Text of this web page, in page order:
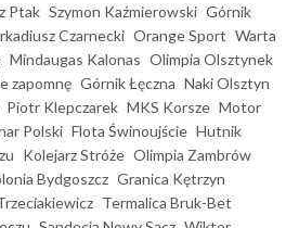
Ptak Szymon Kaźmierowski Górnik
Czarnecki Orange Sport Warta
Mindaugas Kalonas Olimpia Olsztynek
zapomnę Górnik Łęczna Naki Olsztyn
Piotr Klepczarek MKS Korsze Motor
Polski Flota Świnoujście Hutnik
Kolejarz Stróże Olimpia Zambrów
Bydgoszcz Granica Kętrzyn
Termalica Bruk-Bet